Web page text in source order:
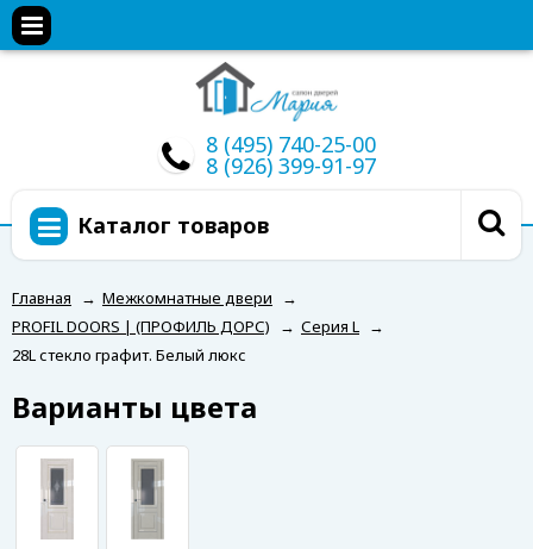
8 (495) 740-25-00
8 (926) 399-91-97
Каталог товаров
Главная → Межкомнатные двери
→
PROFIL DOORS | (ПРОФИЛЬ ДОРС)
→ Серия L →
28L стекло графит. Белый люкс
Варианты цвета